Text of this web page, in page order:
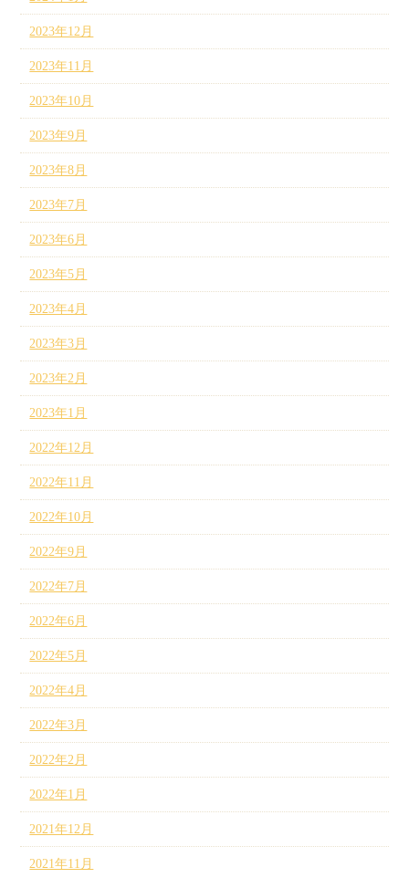
2023年12月
2023年11月
2023年10月
2023年9月
2023年8月
2023年7月
2023年6月
2023年5月
2023年4月
2023年3月
2023年2月
2023年1月
2022年12月
2022年11月
2022年10月
2022年9月
2022年7月
2022年6月
2022年5月
2022年4月
2022年3月
2022年2月
2022年1月
2021年12月
2021年11月